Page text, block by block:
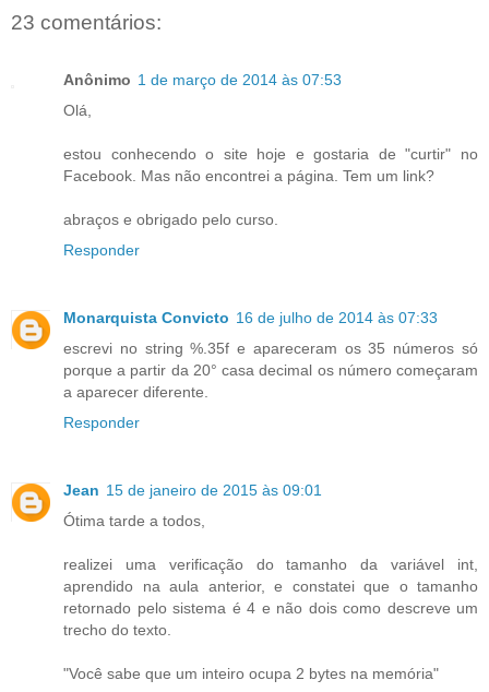
23 comentários:
Anônimo 1 de março de 2014 às 07:53
Olá,
estou conhecendo o site hoje e gostaria de "curtir" no
Facebook. Mas não encontrei a página. Tem um link?
abraços e obrigado pelo curso.
Responder
Monarquista Convicto 16 de julho de 2014 às 07:33
escrevi no string %.35f e apareceram os 35 números só
porque a partir da 20° casa decimal os número começaram
a aparecer diferente.
Responder
Jean 15 de janeiro de 2015 às 09:01
Ótima tarde a todos,
realizei uma verificação do tamanho da variável int,
aprendido na aula anterior, e constatei que o tamanho
retornado pelo sistema é 4 e não dois como descreve um
trecho do texto.
"Você sabe que um inteiro ocupa 2 bytes na memória"